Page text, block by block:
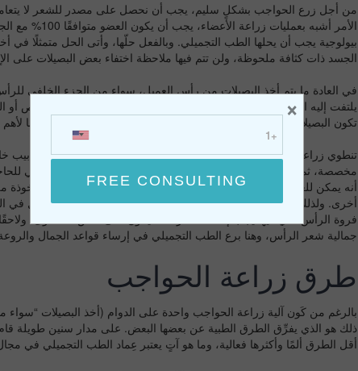
من أجل زرع الحواجب بشكلٍ سليم، يجب أن نحصل على مصدر للشعر لا يتعامل
الأمر أشبه
بيولوجية يجب أن يحلها الطب التجميلي. وبالفعل حلّها، وأتى الحل
الجسد ذات كثافة ملحوظة، ولن تتم فيها ملاحظة اختفاء بعض البصيلات على
في العادة ما يتم أخذ البصيلات من رأس العميل، سواء من الجزء الخلفي
يلتفت إليه الناس بشدة لأنه مغطى بالجزء البارز من الملابس مثل القميص أو
تكون البصيلات المأخوذة قادرة على النمو بصورة طبيعية لاحقًا، وهذا
تنطوي زراعة الحواجب على أخذ البصيلات من رأس العميل باستخدام أنابيب
مخصصة، ثم زرعها في منطقة الحاجب وبذلك يمكن تحديد الشكل النهائي
أنه يمكن للعميل التحكم في كثافة الحاجب بناء على كميّة البصيلات
أخرى. ولذلك يمكن القول إن زراعة الحواجب تتيح للعميل التحكم الكامل في
فروة الرأس التي فيها يجب إنماء الشعر كله ليكون على نفس المستوى،
جمالية شعر الرأس، وهنا برع الطب التجميلي في إرساء قواعد الجمال والروعة
طرق زراعة الحواجب
بالرغم من كَون آلية زراعة الحواجب واحدة على الدوام (أخذ البصيلات
ذلك هو الذي يفرِّق الطرق الطبية عن بعضها البعض. على مدار سنين طويلة قام
أقل الطرق ألمًا وأكثرها فعالية، وما هو آتٍ يعتبر عِماد الطب التجميلي في
×